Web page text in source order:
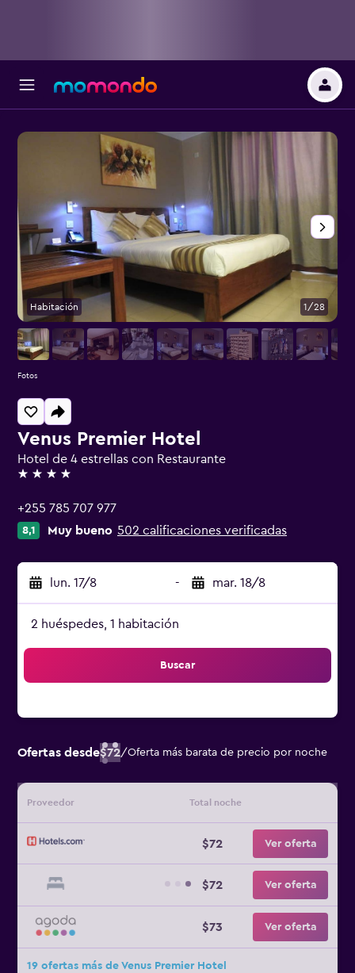
Venus Premier Hotel
Hotel de 4 estrellas con Restaurante
4 estrellas
+255 785 707 977
8,1 Muy bueno 502 calificaciones verificadas
lun. 17/8 - mar. 18/8
2 huéspedes, 1 habitación
Buscar
Ofertas desde$72/Oferta más barata de precio por noche
Proveedor Total noche
$72 Ver oferta
$72 Ver oferta
$73 Ver oferta
19 ofertas más de Venus Premier Hotel
Habitación 1/28
Fotos